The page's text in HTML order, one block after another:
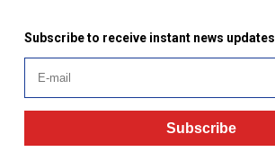
Subscribe to receive instant news updates
Subscribe